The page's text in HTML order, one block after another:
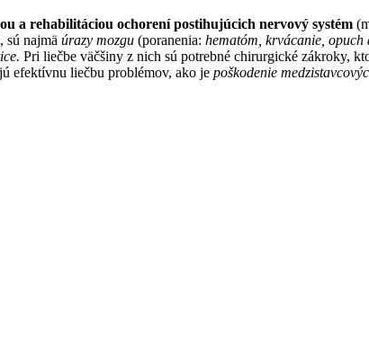
a rehabilitáciou ochorení postihujúcich nervový systém
sú najmä úrazy mozgu (poranenia: hematóm, krvácanie,
Pri liečbe väčšiny z nich sú potrebné chirurgické zákroky,
efektívnu liečbu problémov, ako je poškodenie